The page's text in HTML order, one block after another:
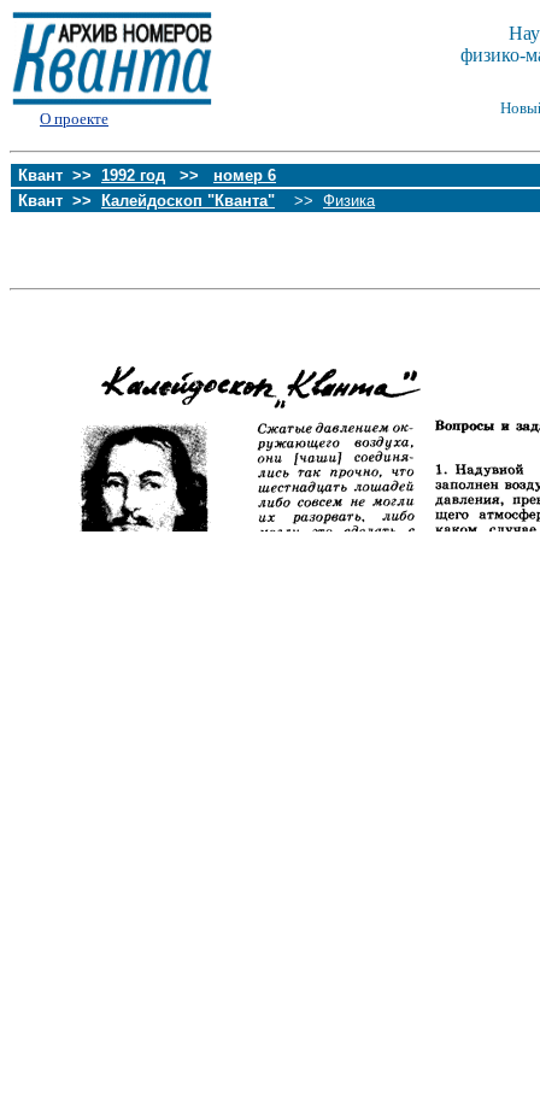
О проекте
физико-
Квант >> 1992 год >> номер 6
Квант >>
Калейдоскоп "Кванта" >> Физика